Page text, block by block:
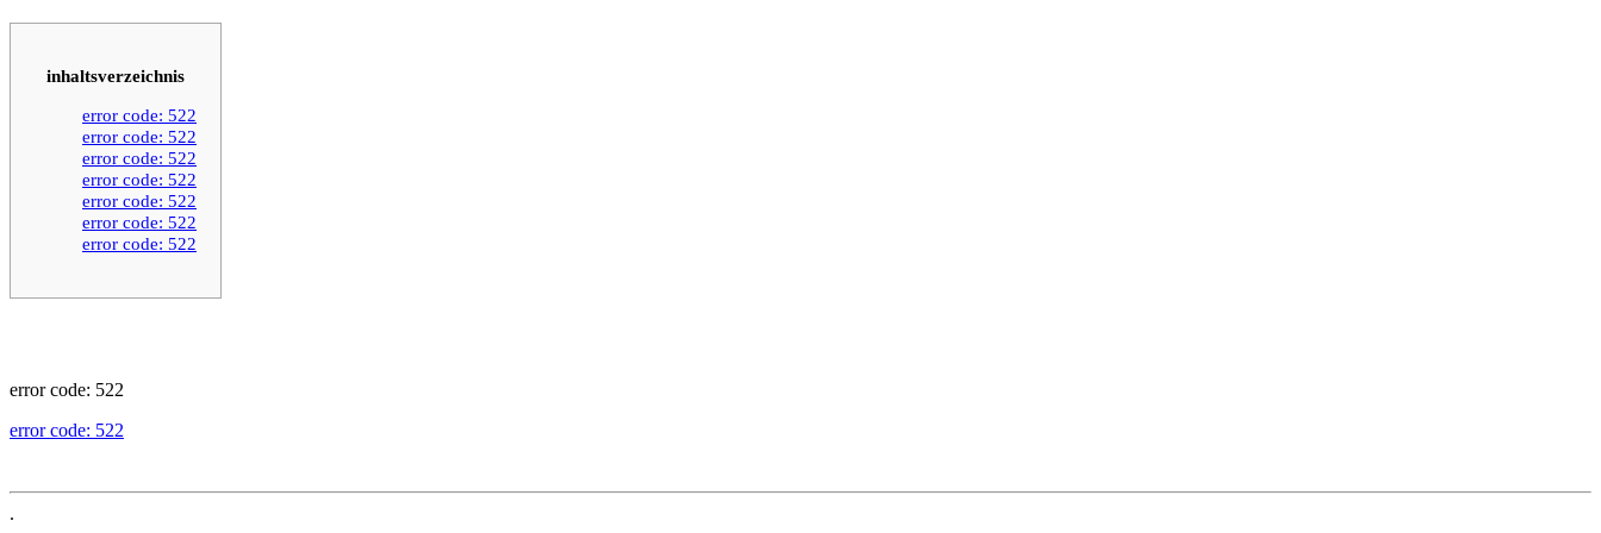
inhaltsverzeichnis
error code: 522
error code: 522
error code: 522
error code: 522
error code: 522
error code: 522
error code: 522
error code: 522
error code: 522
.